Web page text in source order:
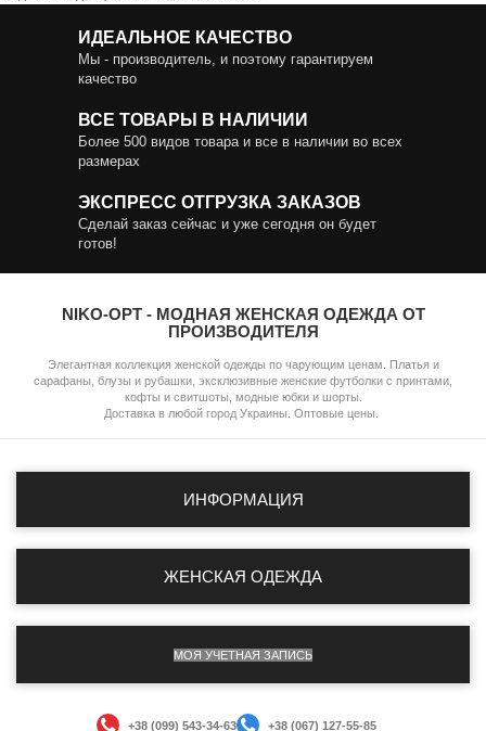
ИДЕАЛЬНОЕ КАЧЕСТВО
Мы - производитель, и поэтому гарантируем
качество
ВСЕ ТОВАРЫ В НАЛИЧИИ
Более 500 видов товара и все в наличии во всех
размерах
ЭКСПРЕСС ОТГРУЗКА ЗАКАЗОВ
Сделай заказ сейчас и уже сегодня он будет
готов!
NIKO-OPT - МОДНАЯ ЖЕНСКАЯ ОДЕЖДА ОТ
ПРОИЗВОДИТЕЛЯ
Элегантная коллекция женской одежды по чарующим ценам. Платья и
сарафаны, блузы и рубашки, эксклюзивные женские футболки с принтами,
кофты и свитшоты, модные юбки и шорты.
Доставка в любой город Украины. Оптовые цены.
ИНФОРМАЦИЯ
ЖЕНСКАЯ ОДЕЖДА
МОЯ УЧЕТНАЯ ЗАПИСЬ
+38 (099) 543-34-63 +38 (067) 127-55-85